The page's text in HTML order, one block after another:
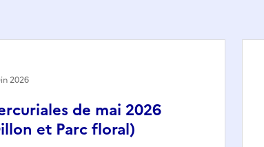
de mai 2026
et Parc floral)
2026